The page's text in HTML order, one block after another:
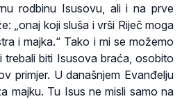
rodbinu Isusovu, ali i na prve
„onaj koji sluša i vrši Riječ moga
i majka.“ Tako i mi se možemo
trebali biti Isusova braća, osobito
primjer. U današnjem Evanđelju
majku. Tu Isus ne misli samo na